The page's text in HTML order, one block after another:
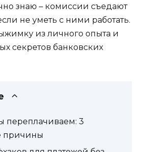
знаю – комиссии съедают
не уметь с ними работать.
из личного опыта и
секретов банковских
переплачиваем: 3
причины